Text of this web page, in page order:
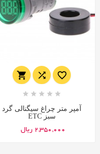
  
    
آمپر متر چراغ سیگنالی گرد
سبز ETC
2,350,000 ریال